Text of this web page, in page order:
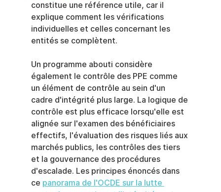
constitue une référence utile, car il
explique comment les vérifications
individuelles et celles concernant les
entités se complètent.
Un programme abouti considère
également le contrôle des PPE comme
un élément de contrôle au sein d'un
cadre d'intégrité plus large. La logique de
contrôle est plus efficace lorsqu'elle est
alignée sur l'examen des bénéficiaires
effectifs, l'évaluation des risques liés aux
marchés publics, les contrôles des tiers
et la gouvernance des procédures
d'escalade. Les principes énoncés dans
ce panorama de l'OCDE sur la lutte